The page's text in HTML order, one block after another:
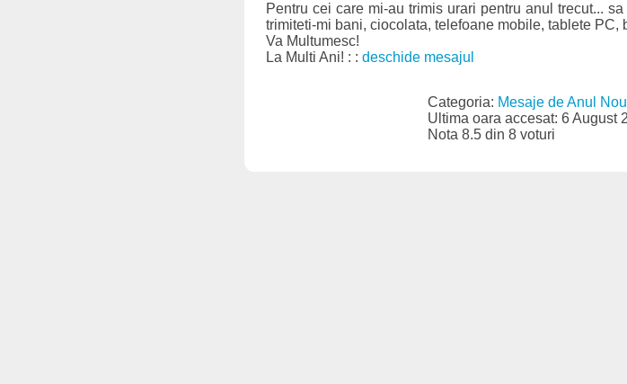
Pentru cei care mi-au trimis urari pentru anul trecut...
trimiteti-mi bani, ciocolata, telefoane mobile, tablete PC,
Va Multumesc!
La Multi Ani! : : deschide mesajul
Categoria: Mesaje de Anul Nou
Ultima oara accesat: 6 August
Nota 8.5 din 8 voturi